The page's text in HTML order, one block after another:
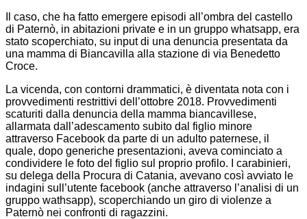
Il caso, che ha fatto emergere episodi all’ombra del castello
di Paternò, in abitazioni private e in un gruppo whatsapp, era
stato scoperchiato, su input di una denuncia presentata da
una mamma di Biancavilla alla stazione di via Benedetto
Croce.
La vicenda, con contorni drammatici, è diventata nota con i
provvedimenti restrittivi dell’ottobre 2018. Provvedimenti
scaturiti dalla denuncia della mamma biancavillese,
allarmata dall’adescamento subito dal figlio minore
attraverso Facebook da parte di un adulto paternese, il
quale, dopo generiche presentazioni, aveva cominciato a
condividere le foto del figlio sul proprio profilo. I carabinieri,
su delega della Procura di Catania, avevano così avviato le
indagini sull’utente facebook (anche attraverso l’analisi di un
gruppo wathsapp), scoperchiando un giro di violenze a
Paternò nei confronti di ragazzini.